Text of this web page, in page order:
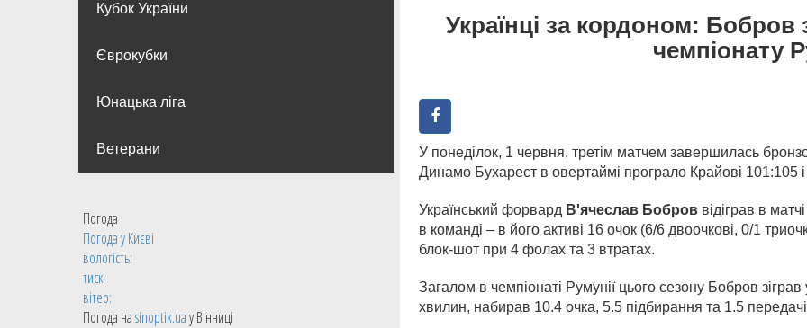
Кубок України
Єврокубки
Юнацька ліга
Ветерани
Погода
Погода уКиєві
вологість:
тиск:
вітер:
Погода наsinoptik.uaу Вінниці
Українці за кордоном:
чемпіонату
У понеділок, 1 червня, третім матчем завершилась
Динамо Бухарест в овертаймі програло Крайові 101:105
Український форвард В'ячеслав Бобров відіграв в
в команді – в його активі 16 очок (6/6 двоочкові, 0/1
блок-шот при 4 фолах та 3 втратах.
Загалом в чемпіонаті Румунії цього сезону Бобров
хвилин, набирав 10.4 очка, 5.5 підбирання та 1.5